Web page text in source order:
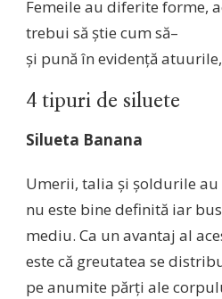
Femeile au diferite forme,
trebui să ştie cum să–
şi pună în evidenţă atuurile,
4 tipuri de siluete
Silueta Banana
Umerii, talia şi şoldurile au
nu este bine definită iar
mediu. Ca un avantaj al
este că greutatea se
pe anumite părţi ale